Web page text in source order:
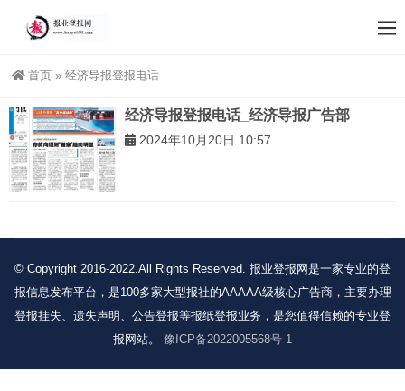
首页 » 经济导报登报电话
经济导报登报电话_经济导报广告部
2024年10月20日 10:57
© Copyright 2016-2022.All Rights Reserved. 报业登报网是一家专业的登
报信息发布平台，是100多家大型报社的AAAAA级核心广告商，主要办理
登报挂失、遗失声明、公告登报等报纸登报业务，是您值得信赖的专业登
报网站。 豫ICP备2022005568号-1